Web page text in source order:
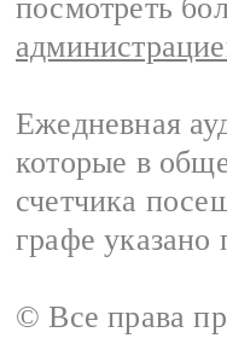
посмотреть
Ежедневная
которые в
счетчика
графе указано
© Все права